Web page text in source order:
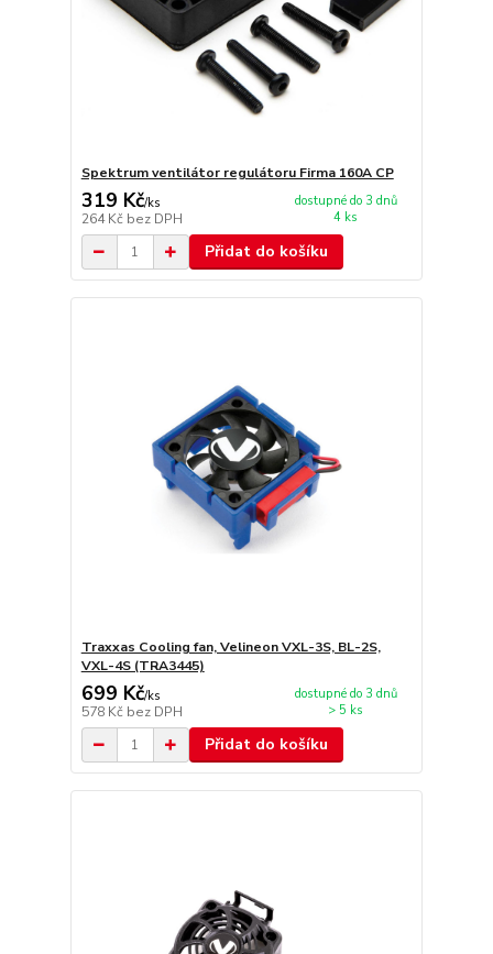
Spektrum ventilátor regulátoru Firma 160A CP
319 Kč/ks
264 Kč bez DPH
dostupné do 3 dnů
4 ks
Přidat do košíku
Traxxas Cooling fan, Velineon VXL-3S, BL-2S,
VXL-4S (TRA3445)
699 Kč/ks
578 Kč bez DPH
dostupné do 3 dnů
> 5 ks
Přidat do košíku